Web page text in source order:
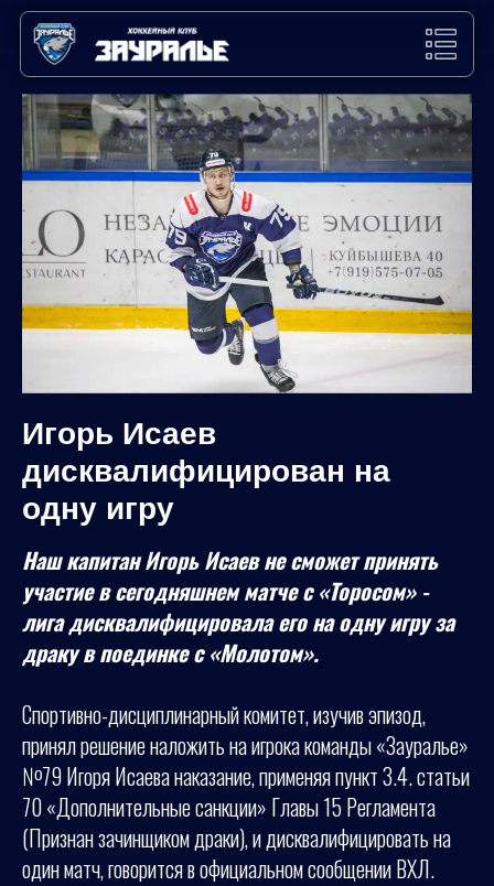
Игорь Исаев
дисквалифицирован на
одну игру
Наш капитан Игорь Исаев не сможет принять
участие в сегодняшнем матче с «Торосом» -
лига дисквалифицировала его на одну игру за
драку в поединке с «Молотом».
Спортивно-дисциплинарный комитет, изучив эпизод,
принял решение наложить на игрока команды «Зауралье»
№79 Игоря Исаева наказание, применяя пункт 3.4. статьи
70 «Дополнительные санкции» Главы 15 Регламента
(Признан зачинщиком драки), и дисквалифицировать на
один матч, говорится в официальном сообщении ВХЛ.